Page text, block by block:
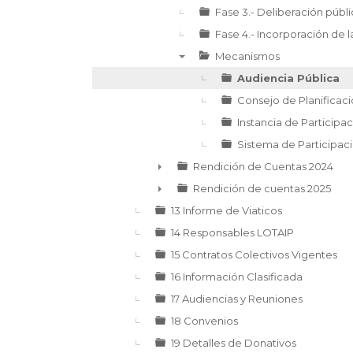
Fase 3.- Deliberación
Fase 4.- Incorporación de
Mecanismos
Audiencia Pública
Consejo de
Instancia de
Sistema de
►
Rendición de Cuentas 2024
►
Rendición de cuentas 2025
13 Informe de Viaticos
14 Responsables LOTAIP
15 Contratos Colectivos Vigentes
16 Información Clasificada
17 Audiencias y Reuniones
18 Convenios
19 Detalles de Donativos